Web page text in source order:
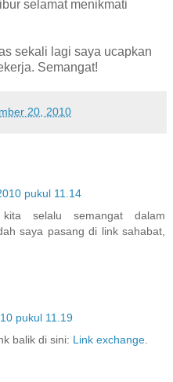
selamat menikmati
sekali lagi saya ucapkan
Semangat!
20, 2010
pukul 11.14
selalu semangat dalam
saya pasang di link sahabat,
pukul 11.19
balik di sini: Link exchange